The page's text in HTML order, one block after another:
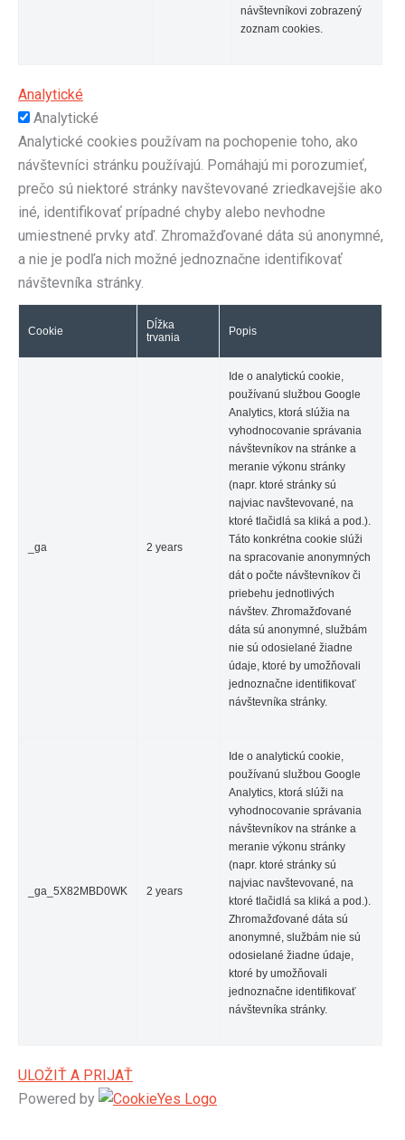
návštevníkovi zobrazený
zoznam cookies.
Analytické
Analytické
Analytické cookies používam na pochopenie toho, ako
návštevníci stránku používajú. Pomáhajú mi porozumieť,
prečo sú niektoré stránky navštevované zriedkavejšie ako
iné, identifikovať prípadné chyby alebo nevhodne
umiestnené prvky atď. Zhromažďované dáta sú anonymné,
a nie je podľa nich možné jednoznačne identifikovať
návštevníka stránky.
Cookie
Dĺžka
trvania
Popis
_ga 2 years
Ide o analytickú cookie,
používanú službou Google
Analytics, ktorá slúžia na
vyhodnocovanie správania
návštevníkov na stránke a
meranie výkonu stránky
(napr. ktoré stránky sú
najviac navštevované, na
ktoré tlačidlá sa kliká a pod.).
Táto konkrétna cookie slúži
na spracovanie anonymných
dát o počte návštevníkov či
priebehu jednotlivých
návštev. Zhromažďované
dáta sú anonymné, službám
nie sú odosielané žiadne
údaje, ktoré by umožňovali
jednoznačne identifikovať
návštevníka stránky.
_ga_5X82MBD0WK 2 years
Ide o analytickú cookie,
používanú službou Google
Analytics, ktorá slúži na
vyhodnocovanie správania
návštevníkov na stránke a
meranie výkonu stránky
(napr. ktoré stránky sú
najviac navštevované, na
ktoré tlačidlá sa kliká a pod.).
Zhromažďované dáta sú
anonymné, službám nie sú
odosielané žiadne údaje,
ktoré by umožňovali
jednoznačne identifikovať
návštevníka stránky.
ULOŽIŤ A PRIJAŤ
Powered by